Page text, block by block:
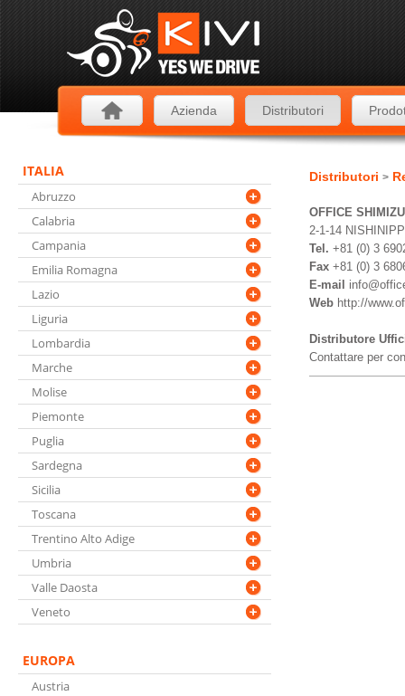
Azienda Distributori
ITALIA
Abruzzo
Calabria
Campania
Emilia Romagna
Lazio
Liguria
Lombardia
Marche
Molise
Piemonte
Puglia
Sardegna
Sicilia
Toscana
Trentino Alto Adige
Umbria
Valle Daosta
Veneto
EUROPA
Austria
Distributori >
OFFICE
2-1-14
Tel. +81 (0) 3
Fax +81 (0) 3
E-mail
Web http://
Distributore
Contattare per